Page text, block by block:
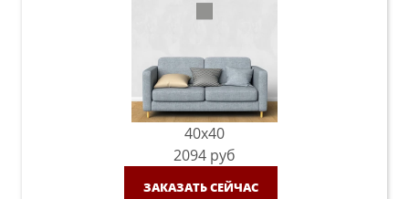
40x40
2094 руб
ЗАКАЗАТЬ СЕЙЧАС